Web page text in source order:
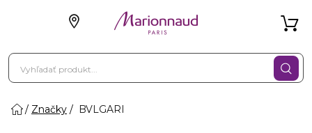
Značky BVLGARI